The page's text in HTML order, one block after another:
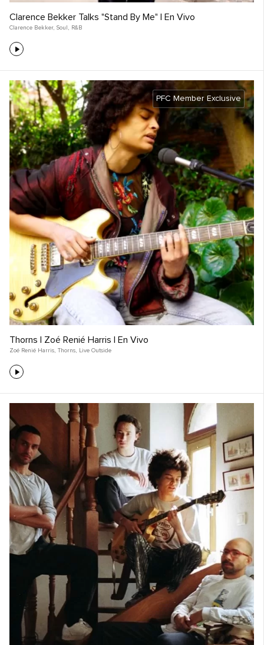
Clarence Bekker Talks "Stand By Me" | En Vivo
Clarence Bekker, Soul , R&B
PFC Member Exclusive
Thorns | Zoé Renié Harris | En Vivo
Zoé Renié Harris, Thorns, Live Outside